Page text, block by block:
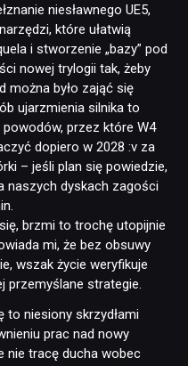
niesławnego UE5,
które ułatwią
i stworzenie „bazy” pod
nowej trylogii tak, żeby
można było zająć się
ujarzmienia silnika to
powodów, przez które W4
dopiero w 2028 :v za
– jeśli plan się powiedzie,
naszych dyskach zagości
brzmi to trochę utopijnie
mi, że bez obsuwy
wszak życie weryfikuje
przemyślane strategie.
to niesiony skrzydłami
prac nad nowy
nie tracę ducha wobec